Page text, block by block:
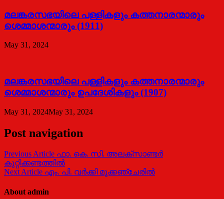
മലങ്കരസഭയിലെ പള്ളികളും കത്തനാരന്മാരും
ശെമ്മാശന്മാരും (1911)
May 31, 2024
മലങ്കരസഭയിലെ പള്ളികളും കത്തനാരന്മാരും
ശെമ്മാശന്മാരും ഉപദേശികളും (1907)
May 31, 2024May 31, 2024
Post navigation
Previous Article ഫാ. കെ. സി. അലക്സാണ്ടര്‍
കുറ്റിക്കണ്ടത്തില്‍
Next Article എം. പി. വര്‍ക്കി മൂക്കഞ്ചേരില്‍
About admin